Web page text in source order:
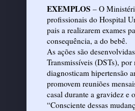
EXEMPLOS – O
profissionais do Hospital
pais a realizarem exames
consequência, a do bebê.
As ações são
Transmissíveis (DSTs),
diagnosticam hipertensão
promovem reuniões
casal durante a gravidez e
“Consciente dessas